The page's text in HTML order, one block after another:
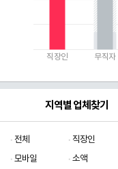
직장인 무직자
지역별 업체찾기
전체 직장인
모바일
소액